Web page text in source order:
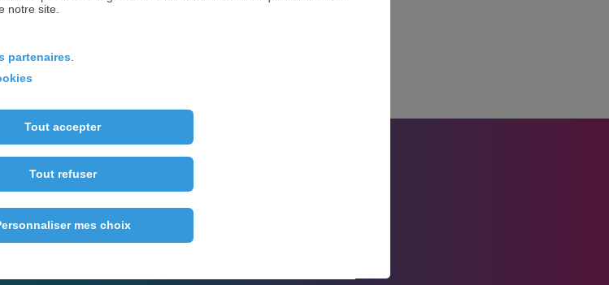
notre site.
partenaires.
Tout accepter
Tout refuser
mes choix